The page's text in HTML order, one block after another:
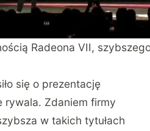
Radeona VII,
się o prezentację
Zdaniem firmy
w takich tytułach